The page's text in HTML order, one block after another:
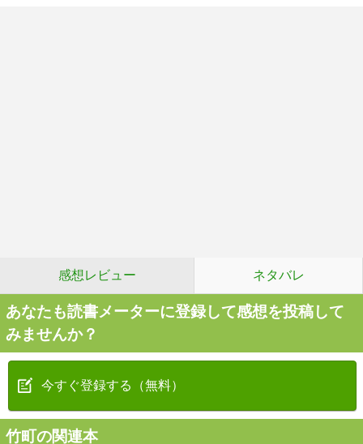
感想レビュー ネタバレ
あなたも読書メーターに登録して感想を投稿して
みませんか？
今すぐ登録する（無料）
竹町の関連本